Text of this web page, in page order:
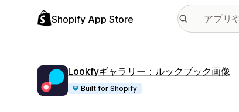
Shopify App Store
Lookfyギャラリー：ルックブック画像
Built for Shopify